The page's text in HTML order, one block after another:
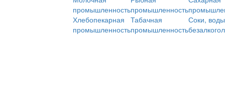
промышленностьпромышленность
Хлебопекарная
промышленность
Табачная
промышленность
Соки,